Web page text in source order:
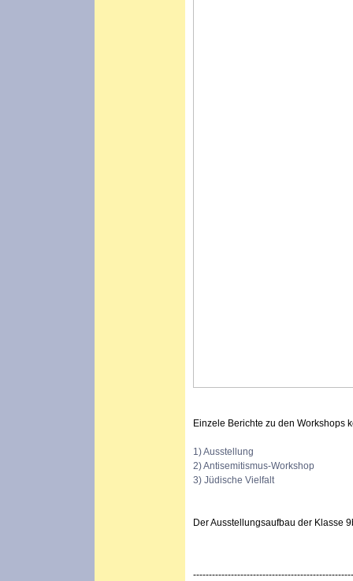
Einzele Berichte zu den Workshops
1) Ausstellung
2) Antisemitismus-Workshop
3) Jüdische Vielfalt
Der Ausstellungsaufbau der Klasse